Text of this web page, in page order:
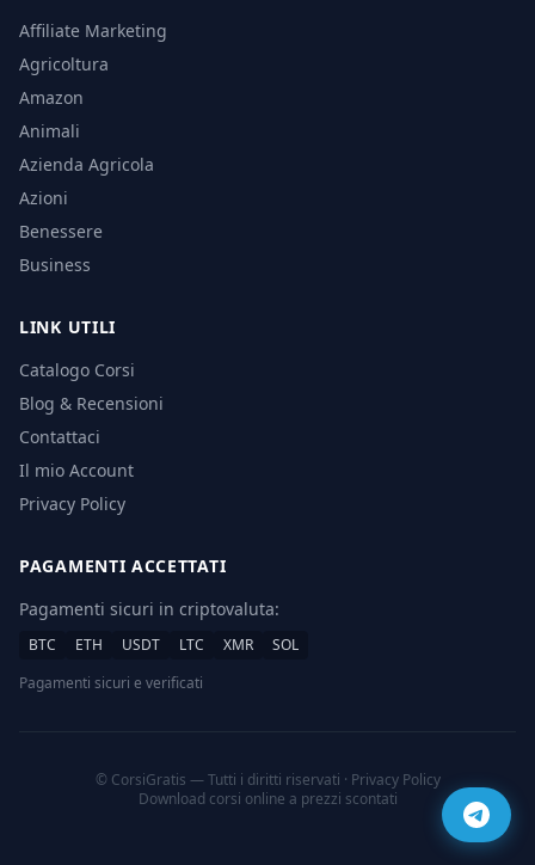
Affiliate Marketing
Agricoltura
Amazon
Animali
Azienda Agricola
Azioni
Benessere
Business
LINK UTILI
Catalogo Corsi
Blog & Recensioni
Contattaci
Il mio Account
Privacy Policy
PAGAMENTI ACCETTATI
Pagamenti sicuri in criptovaluta:
BTC ETH USDT LTC XMR
SOL
Pagamenti sicuri e verificati
© CorsiGratis — Tutti i diritti riservati · Privacy Policy
Download corsi online a prezzi scontati